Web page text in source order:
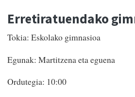
Erretiratuendako
Tokia: Eskolako gimnasioa
Egunak: Martitzena eta eguena
Ordutegia: 10:00